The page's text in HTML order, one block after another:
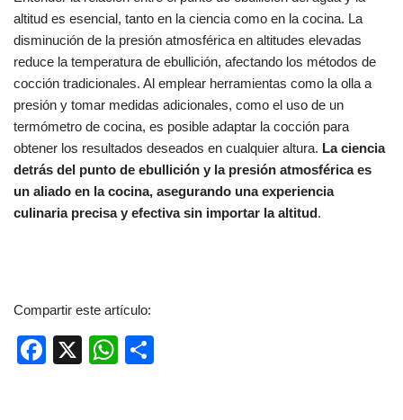
altitud es esencial, tanto en la ciencia como en la cocina. La
disminución de la presión atmosférica en altitudes elevadas
reduce la temperatura de ebullición, afectando los métodos de
cocción tradicionales. Al emplear herramientas como la olla a
presión y tomar medidas adicionales, como el uso de un
termómetro de cocina, es posible adaptar la cocción para
obtener los resultados deseados en cualquier altura. La ciencia
detrás del punto de ebullición y la presión atmosférica es
un aliado en la cocina, asegurando una experiencia
culinaria precisa y efectiva sin importar la altitud.
Compartir este artículo:
F
X
W